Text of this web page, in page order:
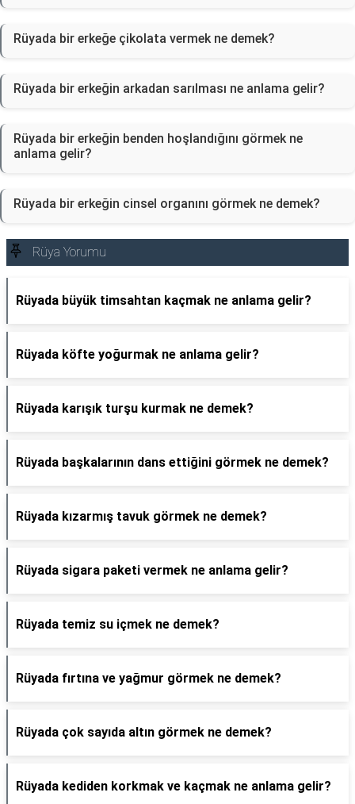
Rüyada bir erkeğe çikolata vermek ne demek?
Rüyada bir erkeğin arkadan sarılması ne anlama gelir?
Rüyada bir erkeğin benden hoşlandığını görmek ne
anlama gelir?
Rüyada bir erkeğin cinsel organını görmek ne demek?
Rüya Yorumu
Rüyada büyük timsahtan kaçmak ne anlama gelir?
Rüyada köfte yoğurmak ne anlama gelir?
Rüyada karışık turşu kurmak ne demek?
Rüyada başkalarının dans ettiğini görmek ne demek?
Rüyada kızarmış tavuk görmek ne demek?
Rüyada sigara paketi vermek ne anlama gelir?
Rüyada temiz su içmek ne demek?
Rüyada fırtına ve yağmur görmek ne demek?
Rüyada çok sayıda altın görmek ne demek?
Rüyada kediden korkmak ve kaçmak ne anlama gelir?